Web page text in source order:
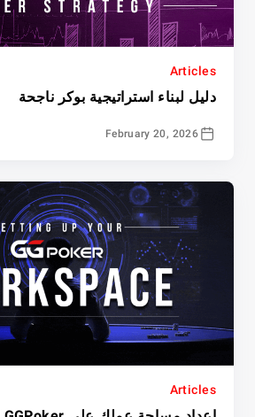
Articles
دليل لبناء استراتيجية بوكر ناجحة
February 20, 2026
Articles